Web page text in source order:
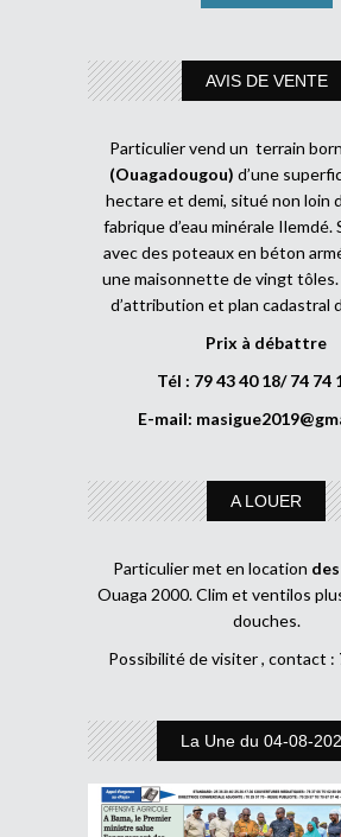
AVIS DE VENTE
Particulier vend un terrain
(Ouagadougou) d’une
hectare et demi, situé non loin
fabrique d’eau minérale Ilemdé.
avec des poteaux en béton
une maisonnette de vingt
d’attribution et plan cadastral
Prix à débattre
Tél : 79 43 40 18/ 74 74
E-mail:
A LOUER
Particulier met en location
Ouaga 2000. Clim et ventilos
douches.
Possibilité de visiter , contact :
La Une du 04-08-